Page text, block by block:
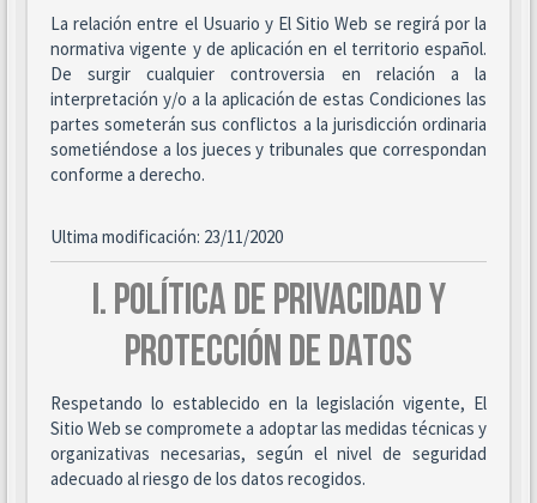
La relación entre el Usuario y El Sitio Web se regirá por la
normativa vigente y de aplicación en el territorio español.
De surgir cualquier controversia en relación a la
interpretación y/o a la aplicación de estas Condiciones las
partes someterán sus conflictos a la jurisdicción ordinaria
sometiéndose a los jueces y tribunales que correspondan
conforme a derecho.
Ultima modificación: 23/11/2020
I. POLÍTICA DE PRIVACIDAD Y
PROTECCIÓN DE DATOS
Respetando lo establecido en la legislación vigente, El
Sitio Web se compromete a adoptar las medidas técnicas y
organizativas necesarias, según el nivel de seguridad
adecuado al riesgo de los datos recogidos.